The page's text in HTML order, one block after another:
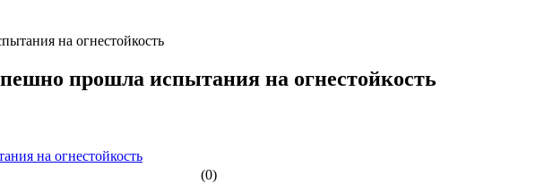
на огнестойкость
прошла испытания на огнестойкость
(0)